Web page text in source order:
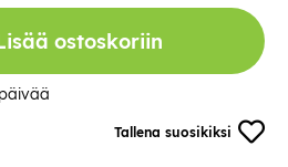
Tallena suosikiksi
ostoskoriin